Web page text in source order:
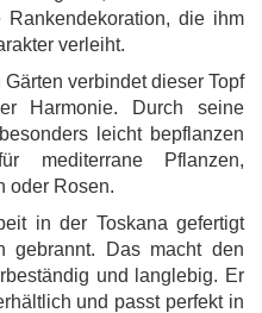
die ihm
verleiht.
verbindet dieser Topf
Harmonie. Durch seine
leicht bepflanzen
mediterrane Pflanzen,
oder Rosen.
in der Toskana gefertigt
gebrannt. Das macht den
und langlebig. Er
und passt perfekt in